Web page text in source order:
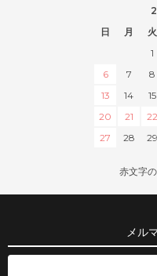
日
月 火
1
6
7 8
13
14 15
20
21 22
27
28 29
赤文字
メル